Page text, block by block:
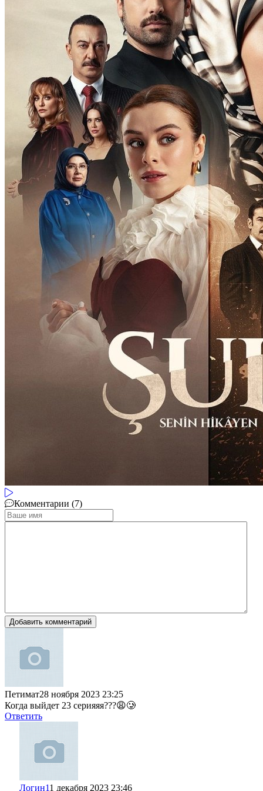
Комментарии (7)
Добавить комментарий
Петимат28 ноября 2023 23:25
Когда выйдет 23 серияяя???😩🥲
Ответить
Логин11 декабря 2023 23:46